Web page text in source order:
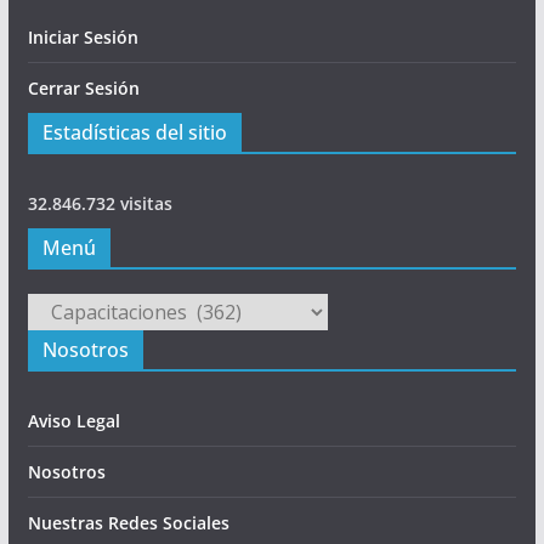
Iniciar Sesión
Cerrar Sesión
Estadísticas del sitio
32.846.732 visitas
Menú
Menú
Nosotros
Aviso Legal
Nosotros
Nuestras Redes Sociales